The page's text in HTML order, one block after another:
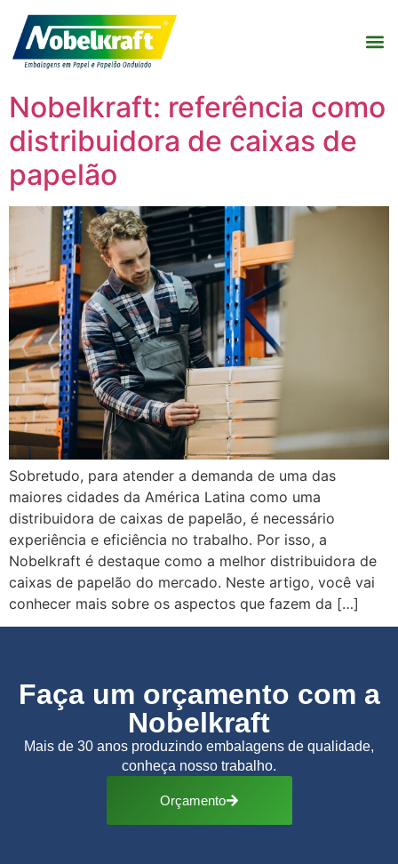
Nobelkraft: referência como
distribuidora de caixas de
papelão
Sobretudo, para atender a demanda de uma das
maiores cidades da América Latina como uma
distribuidora de caixas de papelão, é necessário
experiência e eficiência no trabalho. Por isso, a
Nobelkraft é destaque como a melhor distribuidora de
caixas de papelão do mercado. Neste artigo, você vai
conhecer mais sobre os aspectos que fazem da […]
Faça um orçamento com a
Nobelkraft
Mais de 30 anos produzindo embalagens de qualidade,
conheça nosso trabalho.
Orçamento